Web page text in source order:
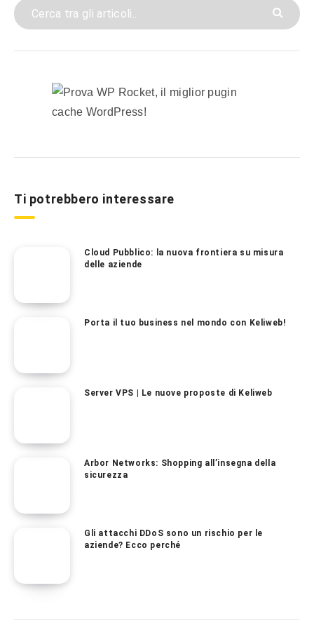
Ti potrebbero interessare
Cloud Pubblico: la nuova frontiera su misura
delle aziende
Porta il tuo business nel mondo con Keliweb!
Server VPS | Le nuove proposte di Keliweb
Arbor Networks: Shopping all’insegna della
sicurezza
Gli attacchi DDoS sono un rischio per le
aziende? Ecco perché